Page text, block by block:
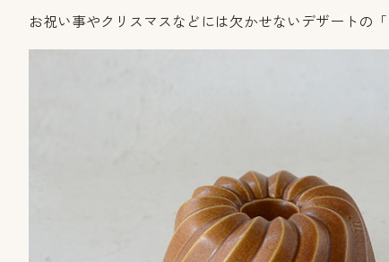
お祝い事やクリスマスなどには欠かせないデザートの「